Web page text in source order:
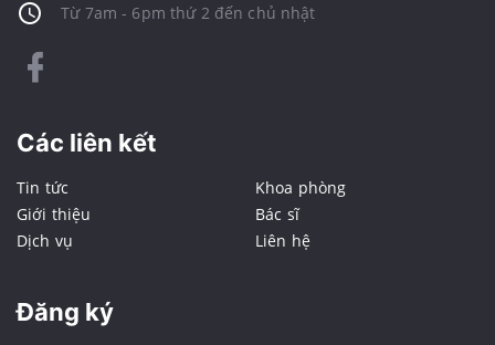
Từ 7am - 6pm thứ 2 đến chủ nhật
Các liên kết
Tin tức
Giới thiệu
Dịch vụ
Khoa phòng
Bác sĩ
Liên hệ
Đăng ký